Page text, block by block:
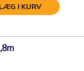
LÆG I KURV